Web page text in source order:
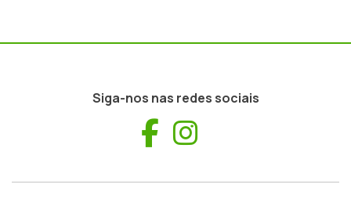
Siga-nos nas redes sociais
Facebook